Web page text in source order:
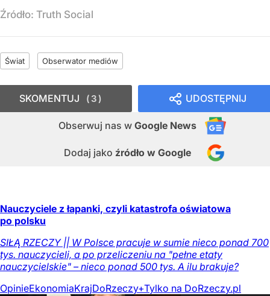
Źródło: Truth Social
Świat Obserwator mediów
UDOSTĘPNIJ
Obserwuj nas w Google News
Dodaj jako źródło w Google
SKOMENTUJ 3
Nauczyciele z łapanki, czyli katastrofa oświatowa
po polsku
SIŁĄ RZECZY || W Polsce pracuje w sumie nieco ponad 700
tys. nauczycieli, a po przeliczeniu na "pełne etaty
nauczycielskie" – nieco ponad 500 tys. A ilu brakuje?
OpinieEkonomiaKrajDoRzeczy+Tylko na DoRzeczy.pl